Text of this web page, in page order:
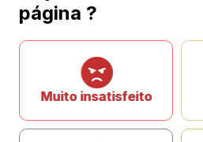
página ?
Muito insatisfeito